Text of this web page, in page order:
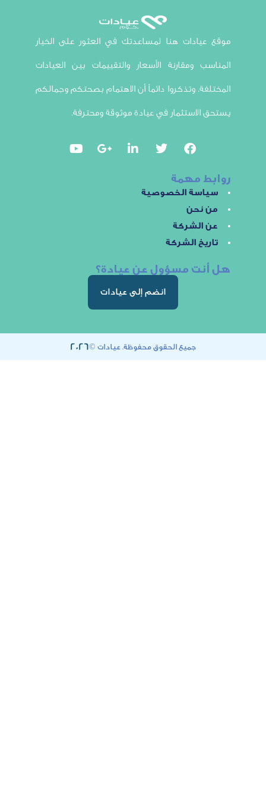
هنا لمساعدتك في العثور على الخيار
ومقارنة الأسعار والتقييمات بين العيادات
وتذكروا دائماً أن الاهتمام بصحتكم وجمالكم
في عيادة موثوقة ومحترفة.
الخصوصية
الشركة
مسؤول عن عيادة؟
انضم إلى عيادات
جميع الحقوق محفوظة. عيادات ©2026